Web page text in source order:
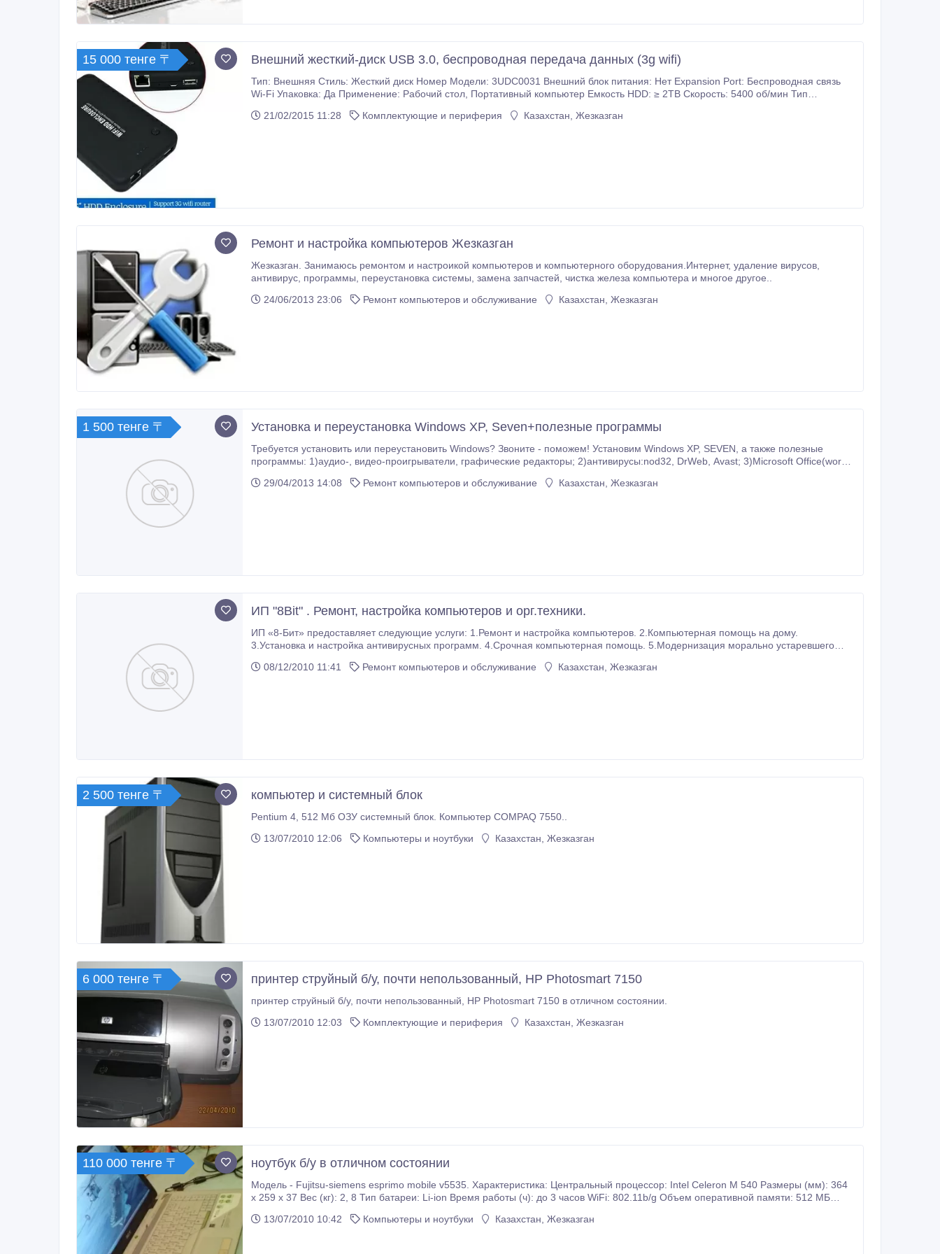
15 000 тенге 〒 Внешний жесткий-диск USB 3.0, беспроводная передача данных (3g wifi)
Тип: Внешняя Стиль: Жесткий диск Номер Модели: 3UDC0031 Внешний блок питания: Нет Expansion Port: Беспроводная связь
Wi-Fi Упаковка: Да Применение: Рабочий стол, Портативный компьютер Емкость HDD: ≥ 2TB Скорость: 5400 об/мин Тип
21/02/2015 11:28
Комплектующие и периферия Казахстан, Жезказган
Ремонт и настройка компьютеров Жезказган
Жезказган. Занимаюсь ремонтом и настроикой компьютеров и компьютерного оборудования.Интернет, удаление вирусов,
антивирус, программы, переустановка системы, замена запчастей, чистка железа компьютера и многое другое..
24/06/2013 23:06
Ремонт компьютеров и обслуживание Казахстан, Жезказган
1 500 тенге 〒 Установка и переустановка Windows XP, Seven+полезные программы
Требуется установить или переустановить Windows? Звоните - поможем! Установим Windows XP, SEVEN, а также полезные
программы: 1)аудио-, видео-проигрыватели, графические редакторы; 2)антивирусы:nod32, DrWeb, Avast; 3)Microsoft Office(word,
29/04/2013 14:08
Ремонт компьютеров и обслуживание Казахстан, Жезказган
ИП "8Bit" . Ремонт, настройка компьютеров и орг.техники.
ИП «8-Бит» предоставляет следующие услуги: 1.Ремонт и настройка компьютеров. 2.Компьютерная помощь на дому.
3.Установка и настройка антивирусных программ. 4.Срочная компьютерная помощь. 5.Модернизация морально устаревшего
08/12/2010 11:41
Ремонт компьютеров и обслуживание Казахстан, Жезказган
2 500 тенге 〒 компьютер и системный блок
Pentium 4, 512 Мб ОЗУ системный блок. Компьютер COMPAQ 7550..
13/07/2010 12:06
Компьютеры и ноутбуки Казахстан, Жезказган
6 000 тенге 〒 принтер струйный б/у, почти непользованный, HP Photosmart 7150
принтер струйный б/у, почти непользованный, HP Photosmart 7150 в отличном состоянии.
13/07/2010 12:03
Комплектующие и периферия Казахстан, Жезказган
110 000 тенге 〒 ноутбук б/у в отличном состоянии
Модель - Fujitsu-siemens esprimo mobile v5535. Характеристика: Центральный процессор: Intel Celeron M 540 Размеры (мм): 364
x 259 x 37 Вес (кг): 2, 8 Тип батареи: Li-ion Время работы (ч): до 3 часов WiFi: 802.11b/g Объем оперативной памяти: 512 МБ
13/07/2010 10:42
Компьютеры и ноутбуки Казахстан, Жезказган